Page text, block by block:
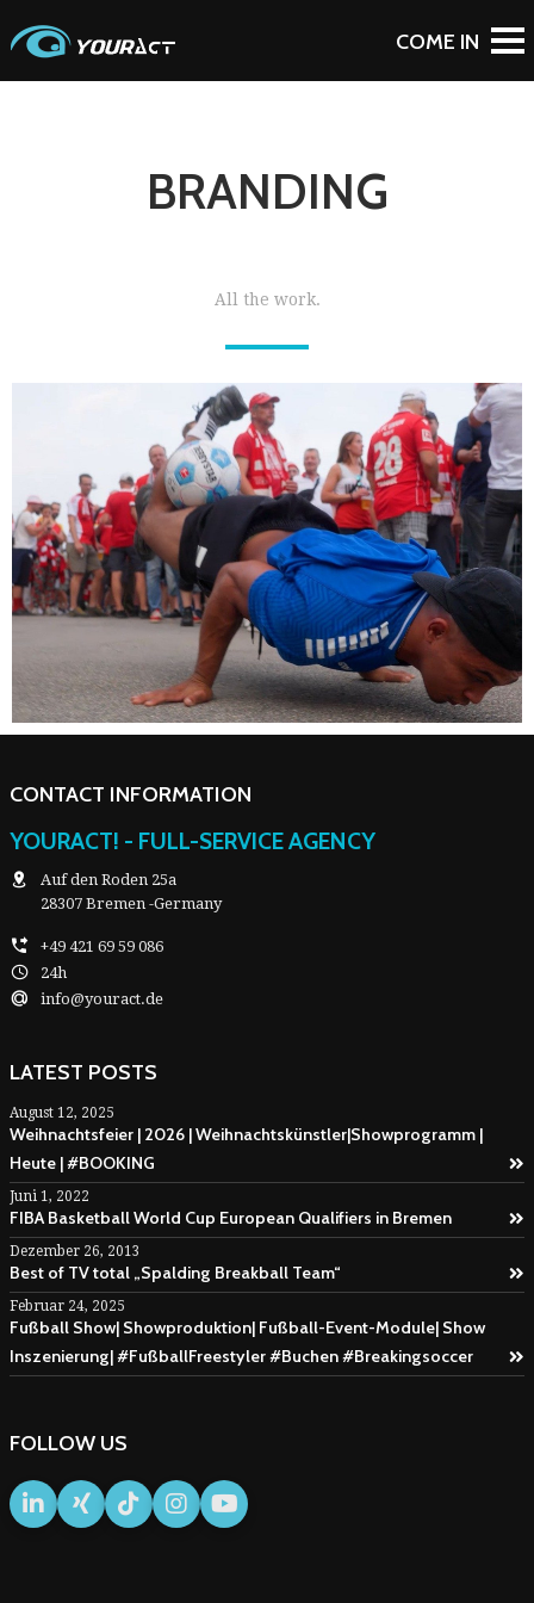
BRANDING
All the work.
CONTACT INFORMATION
YOURACT! - FULL-SERVICE AGENCY
Auf den Roden 25a
28307 Bremen -Germany
+49 421 69 59 086
24h
info@youract.de
LATEST POSTS
August 12, 2025
Weihnachtsfeier | 2026 | Weihnachtskünstler|Showprogramm |
Heute | #BOOKING
Juni 1, 2022
FIBA Basketball World Cup European Qualifiers in Bremen
Dezember 26, 2013
Best of TV total „Spalding Breakball Team“
Februar 24, 2025
Fußball Show| Showproduktion| Fußball-Event-Module| Show
Inszenierung| #FußballFreestyler #Buchen #Breakingsoccer
FOLLOW US